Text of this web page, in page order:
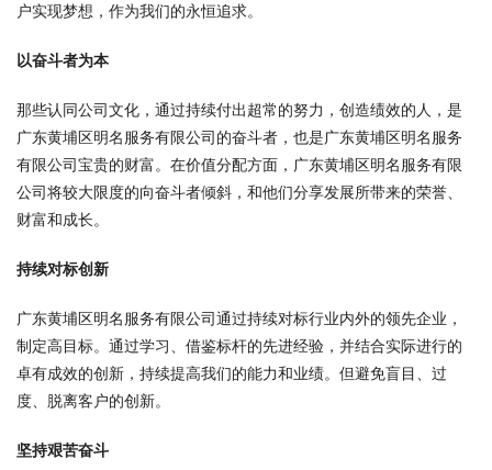
户实现梦想，作为我们的永恒追求。
以奋斗者为本
那些认同公司文化，通过持续付出超常的努力，创造绩效的人，是
广东黄埔区明名服务有限公司的奋斗者，也是广东黄埔区明名服务
有限公司宝贵的财富。在价值分配方面，广东黄埔区明名服务有限
公司将较大限度的向奋斗者倾斜，和他们分享发展所带来的荣誉、
财富和成长。
持续对标创新
广东黄埔区明名服务有限公司通过持续对标行业内外的领先企业，
制定高目标。通过学习、借鉴标杆的先进经验，并结合实际进行的
卓有成效的创新，持续提高我们的能力和业绩。但避免盲目、过
度、脱离客户的创新。
坚持艰苦奋斗